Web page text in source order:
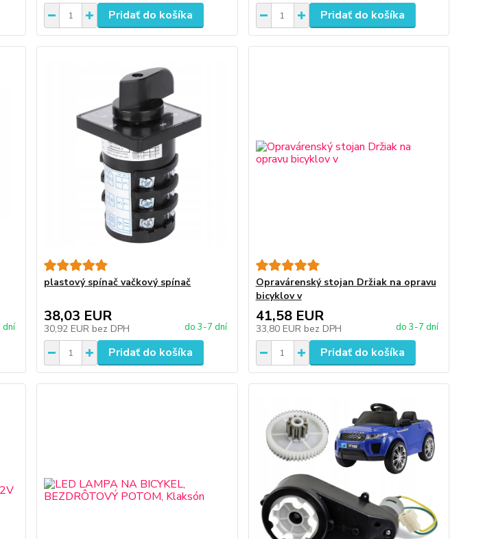
Pridať do košíka Pridať do košíka
dní
plastový spínač vačkový spínač
38,03 EUR
30,92 EUR bez DPH do 3-7 dní
Pridať do košíka
Opravárenský stojan Držiak na opravu
bicyklov v
41,58 EUR
33,80 EUR bez DPH do 3-7 dní
Pridať do košíka